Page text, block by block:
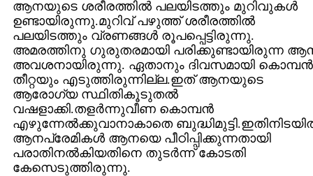
ആനയുടെ ശരീരത്തിൽ പലയിടത്തും മുറിവുകൾ
ഉണ്ടായിരുന്നു.മുറിവ്‌ പഴുത്ത്‌ ശരീരത്തിൽ
പലയിടത്തും വ്രണങ്ങൾ രൂപപ്പെട്ടിരുന്നു.
അമരത്തിനു ഗുരുതരമായി പരിക്കുണ്ടായിരുന്ന
അവശനായിരുന്നു. ഏതാനും ദിവസമായി കൊമ്പൻ
തീറ്റയും എടുത്തിരുന്നില്ല.ഇത്‌ ആനയുടെ
ആരോഗ്യ സ്ഥിതികൂടുതൽ
വഷളാക്കി.തളർന്നുവീണ കൊമ്പൻ
എഴുന്നേൽക്കുവാനാകാതെ
ആനപ്രേമികൾ ആനയെ പീഠിപ്പിക്കുന്നതായി
പരാതിനൽകിയതിനെ തുടർന്ന് കോടതി
കേസെടുത്തിരുന്നു.